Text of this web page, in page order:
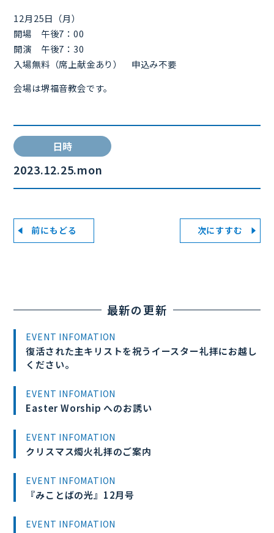
12月25日（月）
開場 午後7：00
開演 午後7：30
入場無料（席上献金あり） 申込み不要
会場は堺福音教会です。
日時
2023.12.25.mon
前にもどる 次にすすむ
最新の更新
EVENT INFOMATION
復活された主キリストを祝うイースター礼拝にお越し
ください。
EVENT INFOMATION
Easter Worship へのお誘い
EVENT INFOMATION
クリスマス燭火礼拝のご案内
EVENT INFOMATION
『みことばの光』12月号
EVENT INFOMATION